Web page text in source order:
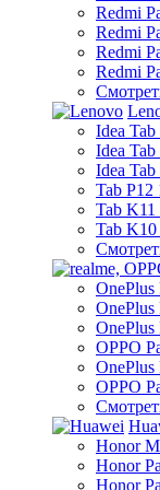
Redmi
Redmi
Redmi
Redmi
Idea
Idea
Idea
Tab
Tab
Tab
OnePlus
OnePlus
OPPO
OnePlus
OPPO
Honor
Honor
Honor